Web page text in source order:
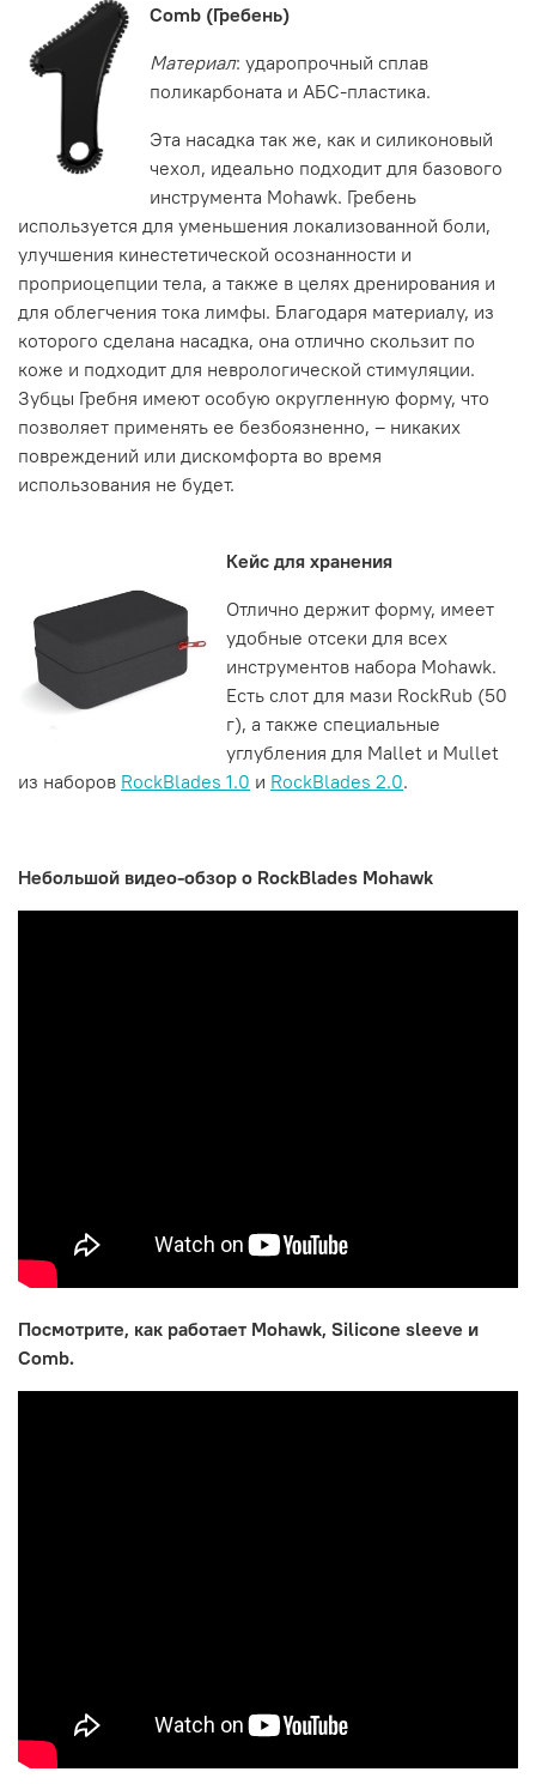
Comb (Гребень)
Материал: ударопрочный сплав
поликарбоната и АБС-пластика.
Эта насадка так же, как и силиконовый
чехол, идеально подходит для базового
инструмента Mohawk. Гребень
используется для уменьшения локализованной боли,
улучшения кинестетической осознанности и
проприоцепции тела, а также в целях дренирования и
для облегчения тока лимфы. Благодаря материалу, из
которого сделана насадка, она отлично скользит по
коже и подходит для неврологической стимуляции.
Зубцы Гребня имеют особую округленную форму, что
позволяет применять ее безбоязненно, – никаких
повреждений или дискомфорта во время
использования не будет.
Кейс для хранения
Отлично держит форму, имеет
удобные отсеки для всех
инструментов набора Mohawk.
Есть слот для мази RockRub (50
г), а также специальные
углубления для Mallet и Mullet
из наборов RockBlades 1.0 и RockBlades 2.0.
Небольшой видео-обзор о RockBlades Mohawk
Посмотрите, как работает Mohawk, Silicone sleeve и
Comb.